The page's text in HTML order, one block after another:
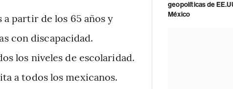
partir de los 65 años y
con discapacidad.
los niveles de escolaridad.
a todos los mexicanos.
geopolíticas de
México